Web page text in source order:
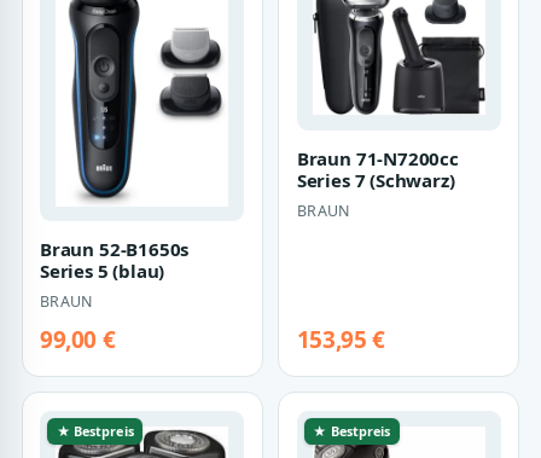
Braun 52-B1650s
Series 5 (blau)
BRAUN
99,00 €
Braun 71-N7200cc
Series 7 (Schwarz)
BRAUN
153,95 €
★ Bestpreis ★ Bestpreis